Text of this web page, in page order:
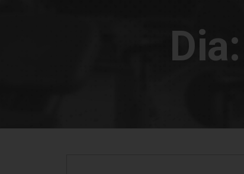
Dia: